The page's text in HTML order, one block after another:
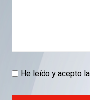
He leído y acepto la